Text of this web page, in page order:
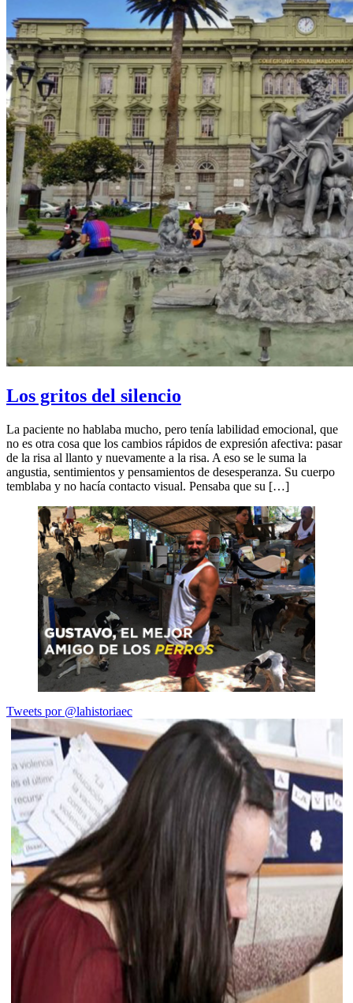
Los gritos del silencio
La paciente no hablaba mucho, pero tenía labilidad emocional, que
no es otra cosa que los cambios rápidos de expresión afectiva: pasar
de la risa al llanto y nuevamente a la risa. A eso se le suma la
angustia, sentimientos y pensamientos de desesperanza. Su cuerpo
temblaba y no hacía contacto visual. Pensaba que su […]
Tweets por @lahistoriaec